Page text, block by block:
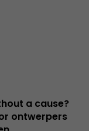
a cause?
ontwerpers